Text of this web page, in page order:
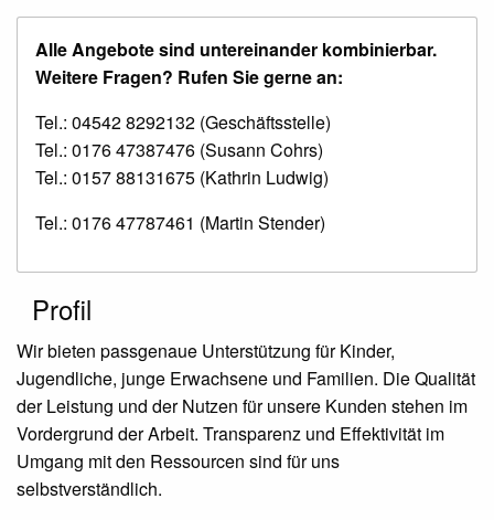
Alle Angebote sind untereinander kombinierbar.
Weitere Fragen? Rufen Sie gerne an:
Tel.: 04542 8292132 (Geschäftsstelle)
Tel.: 0176 47387476 (Susann Cohrs)
Tel.: 0157 88131675 (Kathrin Ludwig)
Tel.: 0176 47787461 (Martin Stender)
Profil
Wir bieten passgenaue Unterstützung für Kinder,
Jugendliche, junge Erwachsene und Familien. Die Qualität
der Leistung und der Nutzen für unsere Kunden stehen im
Vordergrund der Arbeit. Transparenz und Effektivität im
Umgang mit den Ressourcen sind für uns
selbstverständlich.